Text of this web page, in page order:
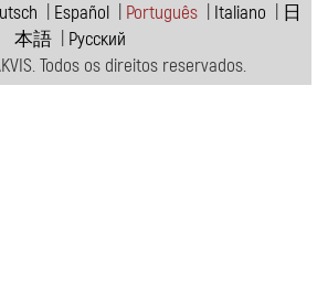
Español Português Italiano
日
本語| Pусский
Todos os direitos reservados.